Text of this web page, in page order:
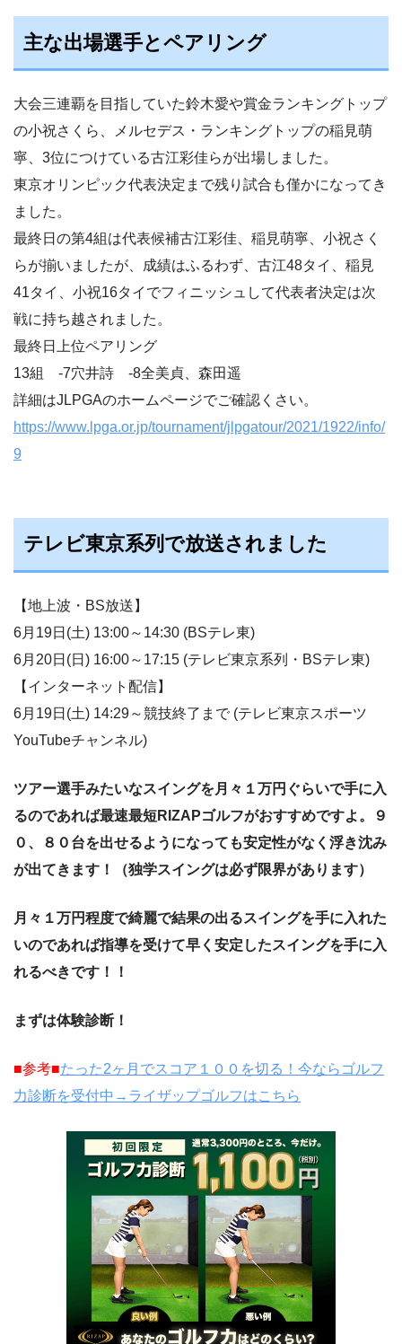
主な出場選手とペアリング
大会三連覇を目指していた鈴木愛や賞金ランキングトップ
の小祝さくら、メルセデス・ランキングトップの稲見萌
寧、3位につけている古江彩佳らが出場しました。
東京オリンピック代表決定まで残り試合も僅かになってき
ました。
最終日の第4組は代表候補古江彩佳、稲見萌寧、小祝さく
らが揃いましたが、成績はふるわず、古江48タイ、稲見
41タイ、小祝16タイでフィニッシュして代表者決定は次
戦に持ち越されました。
最終日上位ペアリング
13組 -7穴井詩 -8全美貞、森田遥
詳細はJLPGAのホームページでご確認くさい。
https://www.lpga.or.jp/tournament/jlpgatour/2021/1922/info/
9
テレビ東京系列で放送されました
【地上波・BS放送】
6月19日(土) 13:00～14:30 (BSテレ東)
6月20日(日) 16:00～17:15 (テレビ東京系列・BSテレ東)
【インターネット配信】
6月19日(土) 14:29～競技終了まで (テレビ東京スポーツ
YouTubeチャンネル)
ツアー選手みたいなスイングを月々１万円ぐらいで手に入
るのであれば最速最短RIZAPゴルフがおすすめですよ。９
０、８０台を出せるようになっても安定性がなく浮き沈み
が出てきます！（独学スイングは必ず限界があります）
月々１万円程度で綺麗で結果の出るスイングを手に入れた
いのであれば指導を受けて早く安定したスイングを手に入
れるべきです！！
まずは体験診断！
■参考■たった2ヶ月でスコア１００を切る！今ならゴルフ
力診断を受付中→ライザップゴルフはこちら